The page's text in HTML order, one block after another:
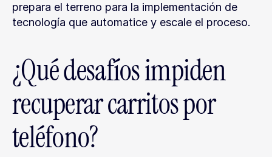
prepara el terreno para la implementación de
tecnología que automatice y escale el proceso.
¿Qué desafíos impiden
recuperar carritos por
teléfono?